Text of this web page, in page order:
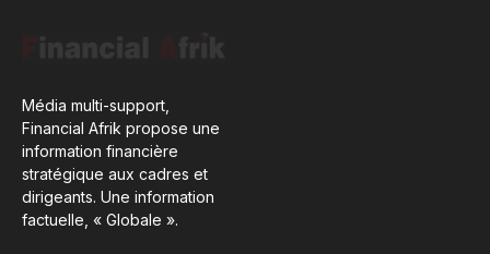
Média multi-support,
Financial Afrik propose une
information financière
stratégique aux cadres et
dirigeants. Une information
factuelle, « Globale ».